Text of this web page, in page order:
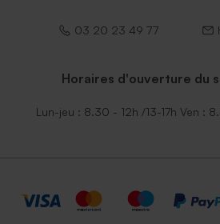
03 20 23 49 77
Horaires d'ouverture du
Lun-jeu : 8.30 - 12h /13-17h Ven :